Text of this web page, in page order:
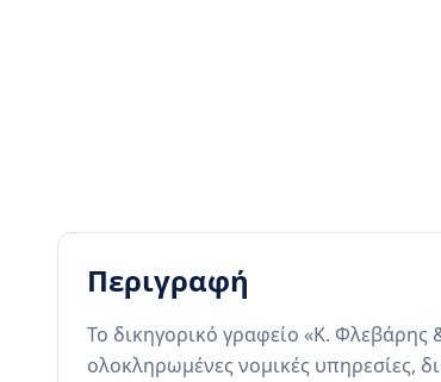
Περιγραφή
Το δικηγορικό γραφείο «Κ.
ολοκληρωμένες νομικές υπηρεσίες,